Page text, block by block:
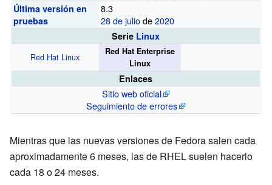
Última versión en
pruebas
8.3
28 de juliode2020
Serie Linux
Red Hat Linux
Red Hat Enterprise
Linux
Enlaces
Sitio web oficial
Seguimiento de errores
Mientras que las nuevas versiones de Fedora salen cada
aproximadamente 6 meses, las de RHEL suelen hacerlo
cada 18 o 24 meses.